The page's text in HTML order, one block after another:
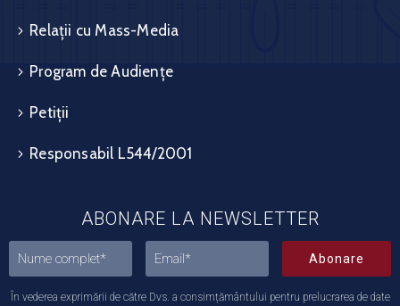
Relații cu Mass-Media
Program de Audiențe
Petiții
Responsabil L544/2001
ABONARE LA NEWSLETTER
Abonare
În vederea exprimării de către Dvs. a consimțământului pentru prelucrarea de date